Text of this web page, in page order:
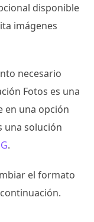
disponible
imágenes
necesario
Fotos es una
en una opción
una solución
.
el formato